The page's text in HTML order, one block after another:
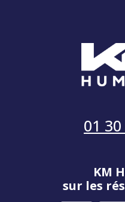
01
KM
sur les